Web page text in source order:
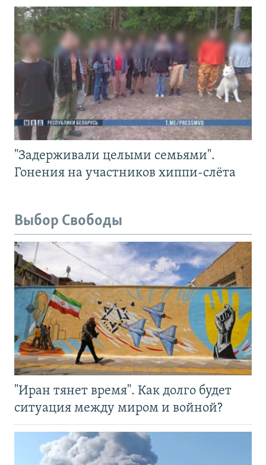
"Задерживали целыми семьями".
Гонения на участников хиппи-слёта
Выбор Свободы
"Иран тянет время". Как долго будет
ситуация между миром и войной?